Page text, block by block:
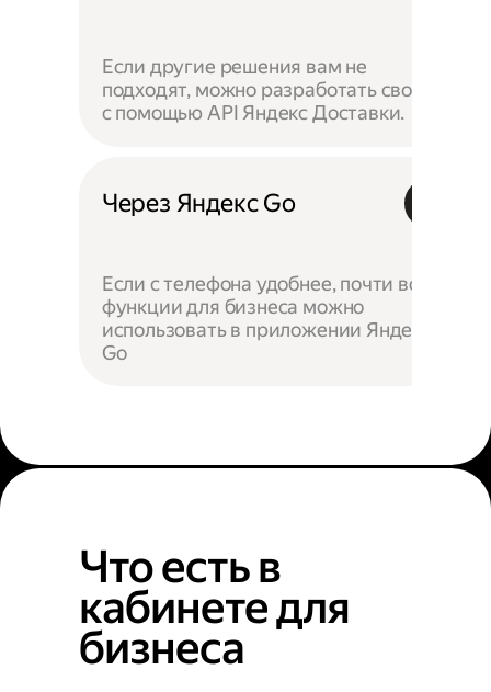
Если другие решения вам не
подходят, можно разработать своё —
с помощью API Яндекс Доставки.
Через Яндекс Go
Если с телефона удобнее, почти все
функции для бизнеса можно
использовать в приложении Яндекс
Go
Что есть в
кабинете для
бизнеса